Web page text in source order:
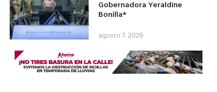
Gobernadora Yeraldine
Bonilla*
agosto 7, 2026